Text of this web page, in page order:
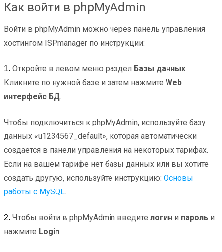
Как войти в phpMyAdmin
Войти в phpMyAdmin можно через панель управления
хостингом ISPmanager по инструкции:
1. Откройте в левом меню раздел Базы данных.
Кликните по нужной базе и затем нажмите Web
интерфейс БД.
Чтобы подключиться к phpMyAdmin, используйте базу
данных «u1234567_default», которая автоматически
создается в панели управления на некоторых тарифах.
Если на вашем тарифе нет базы данных или вы хотите
создать другую, используйте инструкцию: Основы
работы с МySQL.
2. Чтобы войти в phpMyAdmin введите логин и пароль и
нажмите Login.